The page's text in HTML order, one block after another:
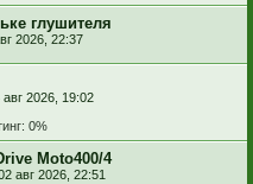
глушителя
2026, 22:37
авг 2026, 19:02
0%
Moto400/4
авг 2026, 22:51